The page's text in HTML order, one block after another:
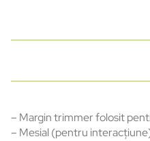
– Margin trimmer folosit
– Mesial (pentru